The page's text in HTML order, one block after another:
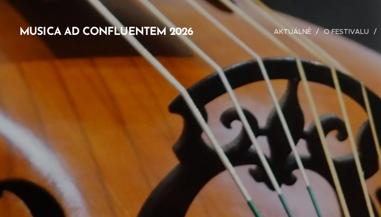
MUSICA AD CONFLUENTEM 2026 AKTUÁLNĚ O FESTIVALU